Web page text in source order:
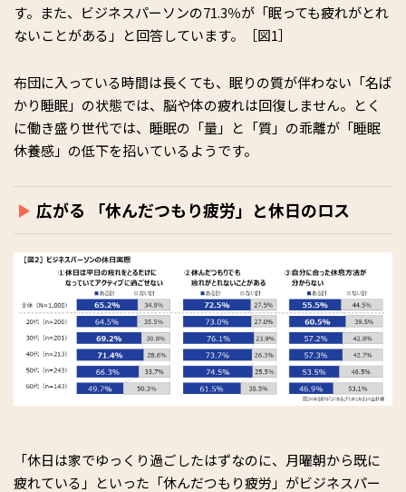
す。また、ビジネスパーソンの71.3％が「眠っても疲れがとれ
ないことがある」と回答しています。［図1］
布団に入っている時間は長くても、眠りの質が伴わない「名ば
かり睡眠」の状態では、脳や体の疲れは回復しません。とく
に働き盛り世代では、睡眠の「量」と「質」の乖離が「睡眠
休養感」の低下を招いているようです。
広がる 「休んだつもり疲労」と休日のロス
「休日は家でゆっくり過ごしたはずなのに、月曜朝から既に
疲れている」といった「休んだつもり疲労」がビジネスパー